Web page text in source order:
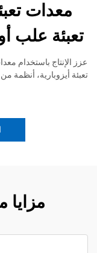
معدات
تعبئة علب
مزايا